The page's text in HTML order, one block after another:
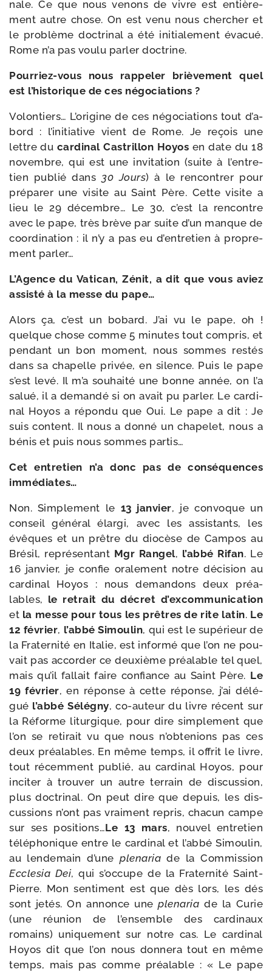
nale. Ce que nous venons de vivre est entiè­re­
ment autre chose. On est venu nous cher­cher et
le pro­blème doc­tri­nal a été ini­tia­le­ment éva­cué.
Rome n’a pas vou­lu par­ler doctrine.
Pourriez-​vous nous rap­pe­ler briè­ve­ment quel
est l’his­to­rique de ces négociations ?
Volontiers… L’origine de ces négo­cia­tions tout d’a­
bord : l’i­ni­tia­tive vient de Rome. Je reçois une
lettre du car­di­nal Castrillon Hoyos en date du 18
novembre, qui est une invi­ta­tion (suite à l’en­tre­
tien publié dans 30 Jours) à le ren­con­trer pour
pré­pa­rer une visite au Saint Père. Cette visite a
lieu le 29 décembre… Le 30, c’est la ren­contre
avec le pape, très brève par suite d’un manque de
coor­di­na­tion : il n’y a pas eu d’en­tre­tien à pro­pre­
ment parler…
L’Agence du Vatican, Zénit, a dit que vous aviez
assis­té à la messe du pape…
Alors ça, c’est un bobard. J’ai vu le pape, oh !
quelque chose comme 5 minutes tout com­pris, et
pen­dant un bon moment, nous sommes res­tés
dans sa cha­pelle pri­vée, en silence. Puis le pape
s’est levé. Il m’a sou­hai­té une bonne année, on l’a
salué, il a deman­dé si on avait pu par­ler. Le car­di­
nal Hoyos a répon­du que Oui. Le pape a dit : Je
suis content. Il nous a don­né un cha­pe­let, nous a
bénis et puis nous sommes partis…
Cet entre­tien n’a donc pas de consé­quences
immédiates…
Non. Simplement le 13 jan­vier, je convoque un
conseil géné­ral élar­gi, avec les assis­tants, les
évêques et un prêtre du dio­cèse de Campos au
Brésil, repré­sen­tant Mgr Rangel, l’ab­bé Rifan. Le
16 jan­vier, je confie ora­le­ment notre déci­sion au
car­di­nal Hoyos : nous deman­dons deux préa­
lables, le retrait du décret d’ex­com­mu­ni­ca­tion
et la messe pour tous les prêtres de rite latin. Le
12 février, l’ab­bé Simoulin, qui est le supé­rieur de
la Fraternité en Italie, est infor­mé que l’on ne pou­
vait pas accor­der ce deuxième préa­lable tel quel,
mais qu’il fal­lait faire confiance au Saint Père. Le
19 février, en réponse à cette réponse, j’ai délé­
gué l’ab­bé Sélégny, co-​auteur du livre récent sur
la Réforme litur­gique, pour dire sim­ple­ment que
l’on se reti­rait vu que nous n’ob­te­nions pas ces
deux préa­lables. En même temps, il offrit le livre,
tout récem­ment publié, au car­di­nal Hoyos, pour
inci­ter à trou­ver un autre ter­rain de dis­cus­sion,
plus doc­tri­nal. On peut dire que depuis, les dis­
cus­sions n’ont pas vrai­ment repris, cha­cun campe
sur ses posi­tions…Le 13 mars, nou­vel entre­tien
télé­pho­nique entre le car­di­nal et l’ab­bé Simoulin,
au len­de­main d’une ple­na­ria de la Commission
Ecclesia Dei, qui s’oc­cupe de la Fraternité Saint-​
Pierre. Mon sen­ti­ment est que dès lors, les dés
sont jetés. On annonce uneple­na­ria de la Curie
(une réunion de l’en­semble des car­di­naux
romains) uni­que­ment sur notre cas. Le car­di­nal
Hoyos dit que l’on nous don­ne­ra tout en même
temps, mais pas comme préa­lable : « Le pape